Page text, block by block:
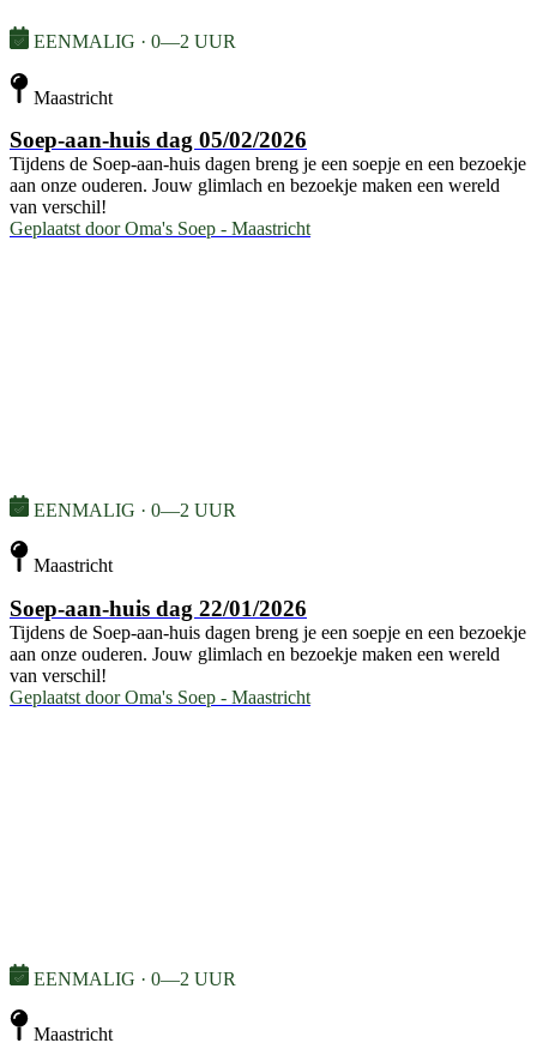
EENMALIG · 0—2 UUR
Maastricht
Soep-aan-huis dag 05/02/2026
Tijdens de Soep-aan-huis dagen breng je een soepje en een bezoekje
aan onze ouderen. Jouw glimlach en bezoekje maken een wereld
van verschil!
Geplaatst door Oma's Soep - Maastricht
EENMALIG · 0—2 UUR
Maastricht
Soep-aan-huis dag 22/01/2026
Tijdens de Soep-aan-huis dagen breng je een soepje en een bezoekje
aan onze ouderen. Jouw glimlach en bezoekje maken een wereld
van verschil!
Geplaatst door Oma's Soep - Maastricht
EENMALIG · 0—2 UUR
Maastricht